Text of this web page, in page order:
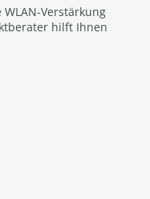
Verstärkung
hilft Ihnen